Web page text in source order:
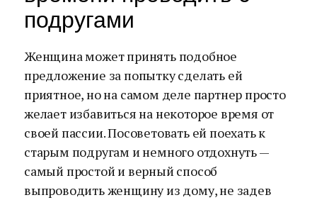
подругами
Женщина может принять подобное
предложение за попытку сделать ей
приятное, но на самом деле партнер просто
желает избавиться на некоторое время от
своей пассии. Посоветовать ей поехать к
старым подругам и немного отдохнуть —
самый простой и верный способ
выпроводить женщину из дому, не задев